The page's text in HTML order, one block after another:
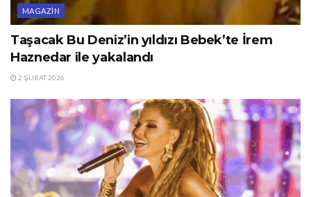
MAGAZIN
Taşacak Bu Deniz’in yıldızı Bebek’te İrem
Haznedar ile yakalandı
2 ŞUBAT 2026